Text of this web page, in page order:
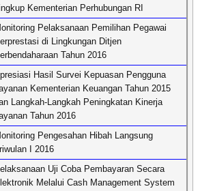
Kementerian Perhubungan RI
Pelaksanaan Pemilihan Pegawai
di Lingkungan Ditjen
Tahun 2016
Hasil Survei Kepuasan Pengguna
Kementerian Keuangan Tahun 2015
Langkah-Langkah Peningkatan Kinerja
Tahun 2016
Pengesahan Hibah Langsung
I 2016
Uji Coba Pembayaran Secara
Melalui Cash Management System